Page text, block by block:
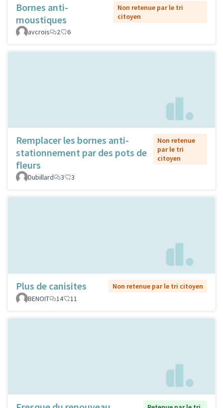
Bornes anti-
moustiques
Non retenue par le tri
citoyen
avcrois
2 6
Remplacer les bornes anti-
stationnement par des pots de
fleurs
Non retenue
par le tri
citoyen
Dubillard 3 3
Plus de canisites
Non retenue par le tri citoyen
BENOIT
14 11